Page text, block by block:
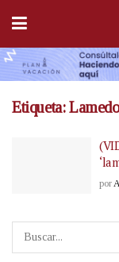
Etiqueta:
por